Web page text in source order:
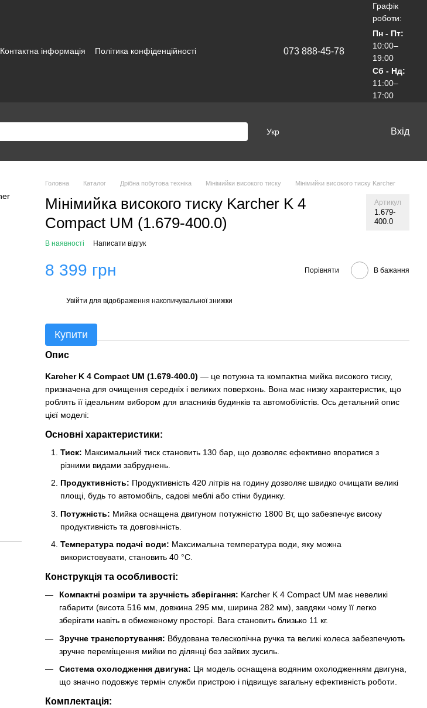
Контактна інформація
Політика конфіденційності
073 888-45-78
Графік
роботи:
Пн - Пт:
10:00–
19:00
Сб - Нд:
11:00–
17:00
Укр Вхід
Головна Каталог Дрібна побутова техніка Мінімийки високого тиску Мінімийки високого тиску Karcher
Мінімийка високого тиску Karcher K 4
Compact UM (1.679-400.0)
Артикул
1.679-
400.0
В наявності Написати відгук
8 399 грн Порівняти В бажання
Увійти для відображення накопичувальної знижки
Купити
Опис
Karcher K 4 Compact UM (1.679-400.0) — це потужна та компактна мийка високого тиску,
призначена для очищення середніх і великих поверхонь. Вона має низку характеристик, що
роблять її ідеальним вибором для власників будинків та автомобілістів. Ось детальний опис
цієї моделі:
Основні характеристики:
Тиск: Максимальний тиск становить 130 бар, що дозволяє ефективно впоратися з
різними видами забруднень.
Продуктивність: Продуктивність 420 літрів на годину дозволяє швидко очищати великі
площі, будь то автомобіль, садові меблі або стіни будинку.
Потужність: Мийка оснащена двигуном потужністю 1800 Вт, що забезпечує високу
продуктивність та довговічність.
Температура подачі води: Максимальна температура води, яку можна
використовувати, становить 40 °C.
Конструкція та особливості:
Компактні розміри та зручність зберігання: Karcher K 4 Compact UM має невеликі
габарити (висота 516 мм, довжина 295 мм, ширина 282 мм), завдяки чому її легко
зберігати навіть в обмеженому просторі. Вага становить близько 11 кг.
Зручне транспортування: Вбудована телескопічна ручка та великі колеса забезпечують
зручне переміщення мийки по ділянці без зайвих зусиль.
Система охолодження двигуна: Ця модель оснащена водяним охолодженням двигуна,
що значно подовжує термін служби пристрою і підвищує загальну ефективність роботи.
Комплектація: